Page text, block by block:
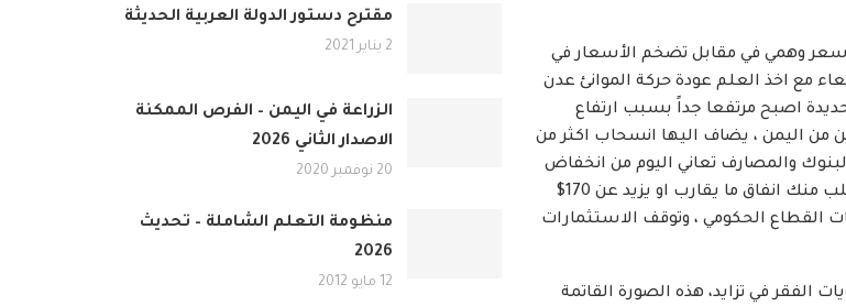
وهمي في مقابل تضخم الأسعار في
مع اخذ العلم عودة حركة الموانئ عدن
اصبح مرتفعا جداً بسبب ارتفاع
من اليمن ، يضاف اليها انسحاب اكثر من
والمصارف تعاني اليوم من انخفاض
السيولة في الريال او الدولار ، والخلاصة ان كل 100$ تنفقها في عدن يتطلب منك انفاق ما يقارب او يزيد عن 170$
القطاع الحكومي ، وتوقف الاستثمارات
في تزايد، هذه الصورة القاتمة
مقترح دستور الدولة العربية الحديثة
2 يناير 2021
الزراعة في اليمن – الفرص الممكنة
الاصدار الثاني 2026
20 نوفمبر 2020
منظومة التعلم الشاملة – تحديث
2026
12 مايو 2012